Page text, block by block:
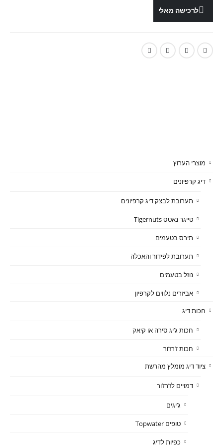
לרכישה מאלי
מוצרי הערוץ
דיג קרפיונים
תערובת לבצק דיג קרפיונים
טייגר נאטס Tigernuts
תירס בטעמים
תערובת לפידור והאכלה
נוזל בטעמים
אביזרים נלווים לקרפיון
חכות דיג
חכות ג’יג סירה או קיאק
חכות ז’רז’ור
ציוד דיג מומלץ מהרשת
דמויים לז’רז’ור
ג’יגים
טופים Topwater
כפיות לדיג